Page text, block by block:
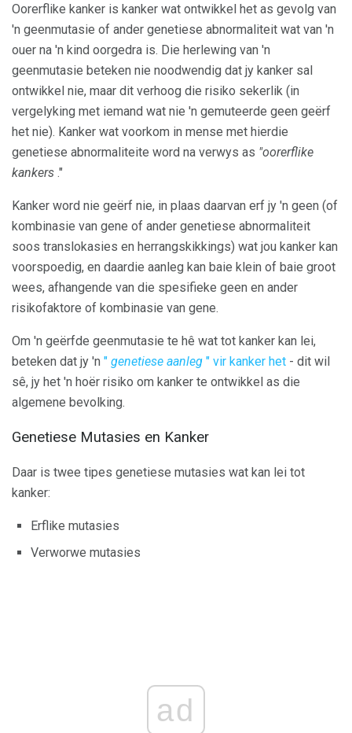
Oorerflike kanker is kanker wat ontwikkel het as gevolg van
'n geenmutasie of ander genetiese abnormaliteit wat van 'n
ouer na 'n kind oorgedra is. Die herlewing van 'n
geenmutasie beteken nie noodwendig dat jy kanker sal
ontwikkel nie, maar dit verhoog die risiko sekerlik (in
vergelyking met iemand wat nie 'n gemuteerde geen geërf
het nie). Kanker wat voorkom in mense met hierdie
genetiese abnormaliteite word na verwys as "oorerflike
kankers ."
Kanker word nie geërf nie, in plaas daarvan erf jy 'n geen (of
kombinasie van gene of ander genetiese abnormaliteit
soos translokasies en herrangskikkings) wat jou kanker kan
voorspoedig, en daardie aanleg kan baie klein of baie groot
wees, afhangende van die spesifieke geen en ander
risikofaktore of kombinasie van gene.
Om 'n geërfde geenmutasie te hê wat tot kanker kan lei,
beteken dat jy 'n " genetiese aanleg " vir kanker het - dit wil
sê, jy het 'n hoër risiko om kanker te ontwikkel as die
algemene bevolking.
Genetiese Mutasies en Kanker
Daar is twee tipes genetiese mutasies wat kan lei tot
kanker:
Erflike mutasies
Verworwe mutasies
ad